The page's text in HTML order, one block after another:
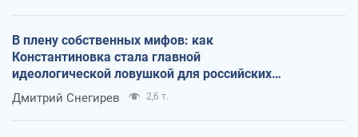
В плену собственных мифов: как
Константиновка стала главной
идеологической ловушкой для российских
оккупантов
Дмитрий Снегирев 2,6 т.